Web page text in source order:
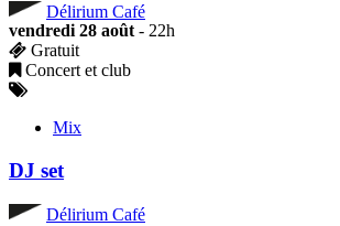
Délirium Café
vendredi 28 août- 22h
Gratuit
Concert et club
Mix
DJ set
Délirium Café